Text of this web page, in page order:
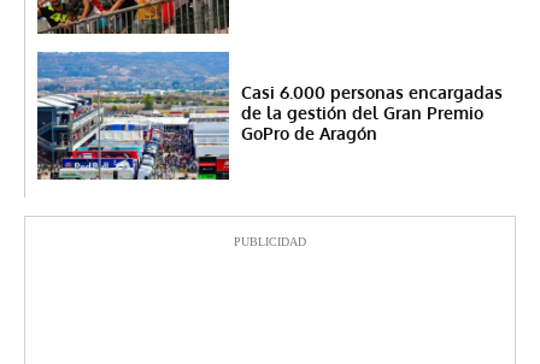
Casi 6.000 personas encargadas
de la gestión del Gran Premio
GoPro de Aragón
PUBLICIDAD